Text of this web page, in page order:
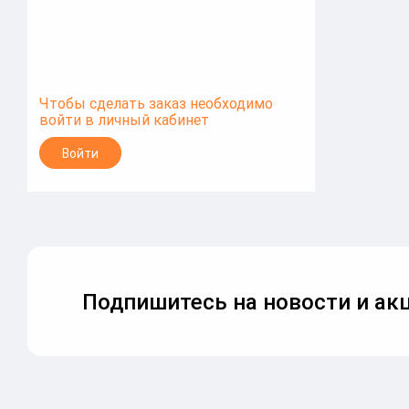
Чтобы сделать заказ необходимо
войти в личный кабинет
Войти
Подпишитесь на новости и